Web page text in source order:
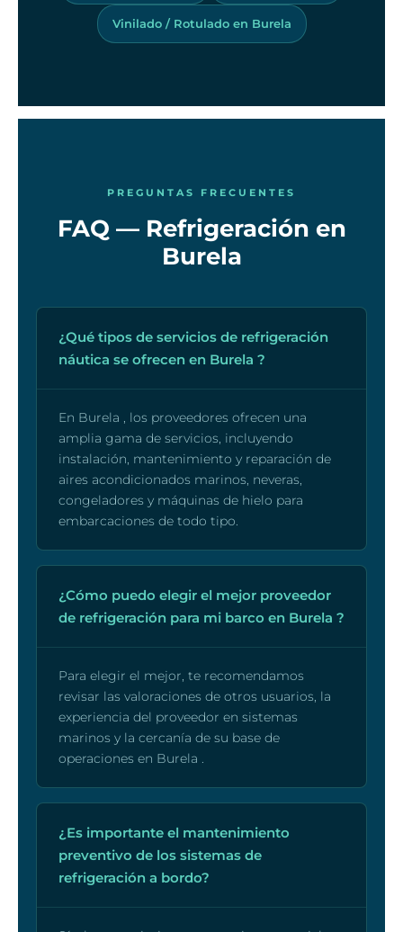
Vinilado / Rotulado en Burela
PREGUNTAS FRECUENTES
FAQ — Refrigeración en
Burela
¿Qué tipos de servicios de refrigeración
náutica se ofrecen en Burela ?
En Burela , los proveedores ofrecen una
amplia gama de servicios, incluyendo
instalación, mantenimiento y reparación de
aires acondicionados marinos, neveras,
congeladores y máquinas de hielo para
embarcaciones de todo tipo.
¿Cómo puedo elegir el mejor proveedor
de refrigeración para mi barco en Burela ?
Para elegir el mejor, te recomendamos
revisar las valoraciones de otros usuarios, la
experiencia del proveedor en sistemas
marinos y la cercanía de su base de
operaciones en Burela .
¿Es importante el mantenimiento
preventivo de los sistemas de
refrigeración a bordo?